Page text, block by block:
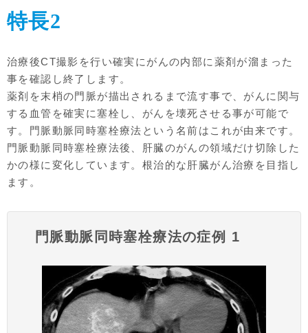
特長2
治療後CT撮影を行い確実にがんの内部に薬剤が溜まった
事を確認し終了します。
薬剤を末梢の門脈が描出されるまで流す事で、がんに関与
する血管を確実に塞栓し、がんを壊死させる事が可能で
す。門脈動脈同時塞栓療法という名前はこれが由来です。
門脈動脈同時塞栓療法後、肝臓のがんの領域だけ切除した
かの様に変化しています。根治的な肝臓がん治療を目指し
ます。
門脈動脈同時塞栓療法の症例 1